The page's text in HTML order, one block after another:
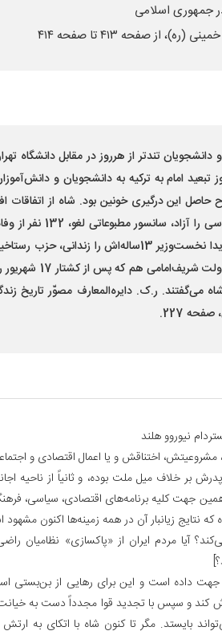
جمهوری اسلامی
و دانشجویان تندتر از هرروز در مقابل دانشگاه
تبعید امام به ترکیه به دانشجویان و
این درگیری خونین بود. شاه از اتفاقات
تکاپو افتاد. 1126 نفر از زندانیان سیاسی را
از جمله نصیری رئیس ساواک و هویدا نخست‌وزیر 13ساله‌اش را زندانی،
و استانداران بدنامش را برکنار کرد. دولت
می‌گفتند. ر.ک. دایره‌المعارف مصوّر تاریخ
227.
نیوروو هلند
مشروعیتش، اختناقش و یا اعمال اقتصادی و
بر خلاف میل ملت بوده، و ثانیاً از ناحیه
جهت کلیه برنامه‌های اقتصادی، سیاسی،
نتایج زیانبار آن در همه زمینه‌ها اکنون
آیا مردم ایران از «پاکسازی» نظامیان
داده است و این برای رهایی از بن‌بستی
و سپس با تجدید قوا مجدداً دست به خیانت
بایستد. مگر تا کنون شاه با اتکای به